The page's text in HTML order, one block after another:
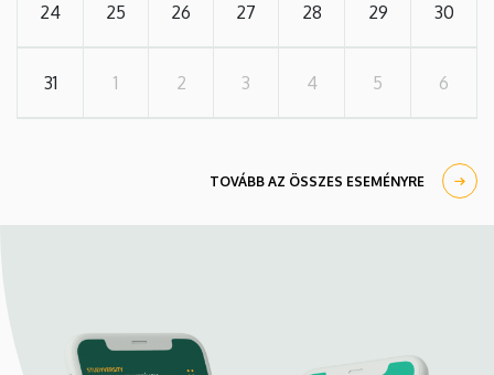
24 25 26 27 28 29 30
31 1 2 3 4 5 6
TOVÁBB AZ ÖSSZES ESEMÉNYRE